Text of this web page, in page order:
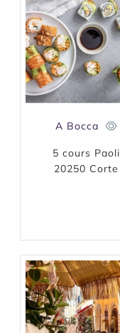
A Bocca
5 cours Paoli
20250 Corte